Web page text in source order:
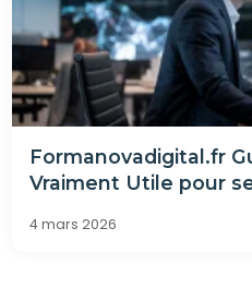
Formanovadigital.fr
Vraiment Utile pour
4 mars 2026